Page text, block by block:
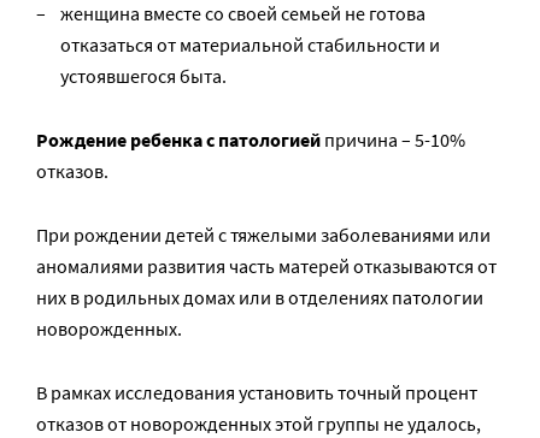
женщина вместе со своей семьей не готова
отказаться от материальной стабильности и
устоявшегося быта.
Рождение ребенка с патологией причина – 5-10%
отказов.
При рождении детей с тяжелыми заболеваниями или
аномалиями развития часть матерей отказываются от
них в родильных домах или в отделениях патологии
новорожденных.
В рамках исследования установить точный процент
отказов от новорожденных этой группы не удалось,